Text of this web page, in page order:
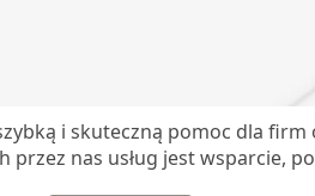
i skuteczną pomoc dla
nas usług jest wsparcie,